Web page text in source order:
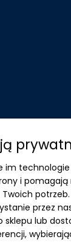
im
i
potrzeb.
przez
sklepu lub